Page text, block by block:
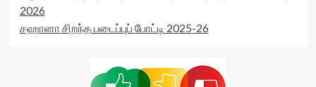
2026
சஹானா சிறந்த படைப்புப் போட்டி 2025-26